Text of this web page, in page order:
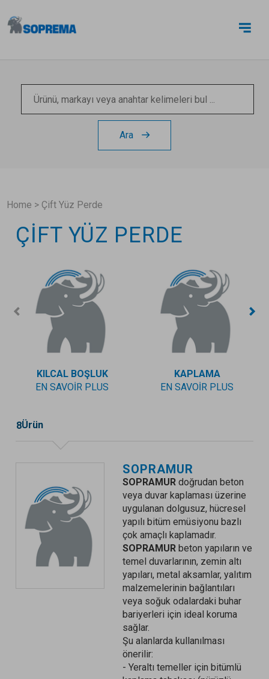
Ara
Home > Çift Yüz Perde
ÇIFT YÜZ PERDE
KILCAL BOŞLUK
EN SAVOIR PLUS
KAPLAMA
EN SAVOIR PLUS
8Ürün
SOPRAMUR
SOPRAMURdoğrudan beton
veya duvar kaplaması üzerine
uygulanan dolgusuz, hücresel
yapılı bitüm emüsiyonu bazlı
çok amaçlı kaplamadır.
SOPRAMURbeton yapıların ve
temel duvarlarının, zemin altı
yapıları, metal aksamlar, yalıtım
malzemelerinin bağlantıları
veya soğuk odalardaki buhar
bariyerleri için ideal koruma
sağlar.
Şu alanlarda kullanılması
önerilir:
- Yeraltı temeller için bitümlü